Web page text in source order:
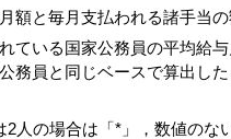
額と毎月支払われる諸手当
ている国家公務員の平均給
務員と同じベースで算出した
人の場合は「*」，数値のな